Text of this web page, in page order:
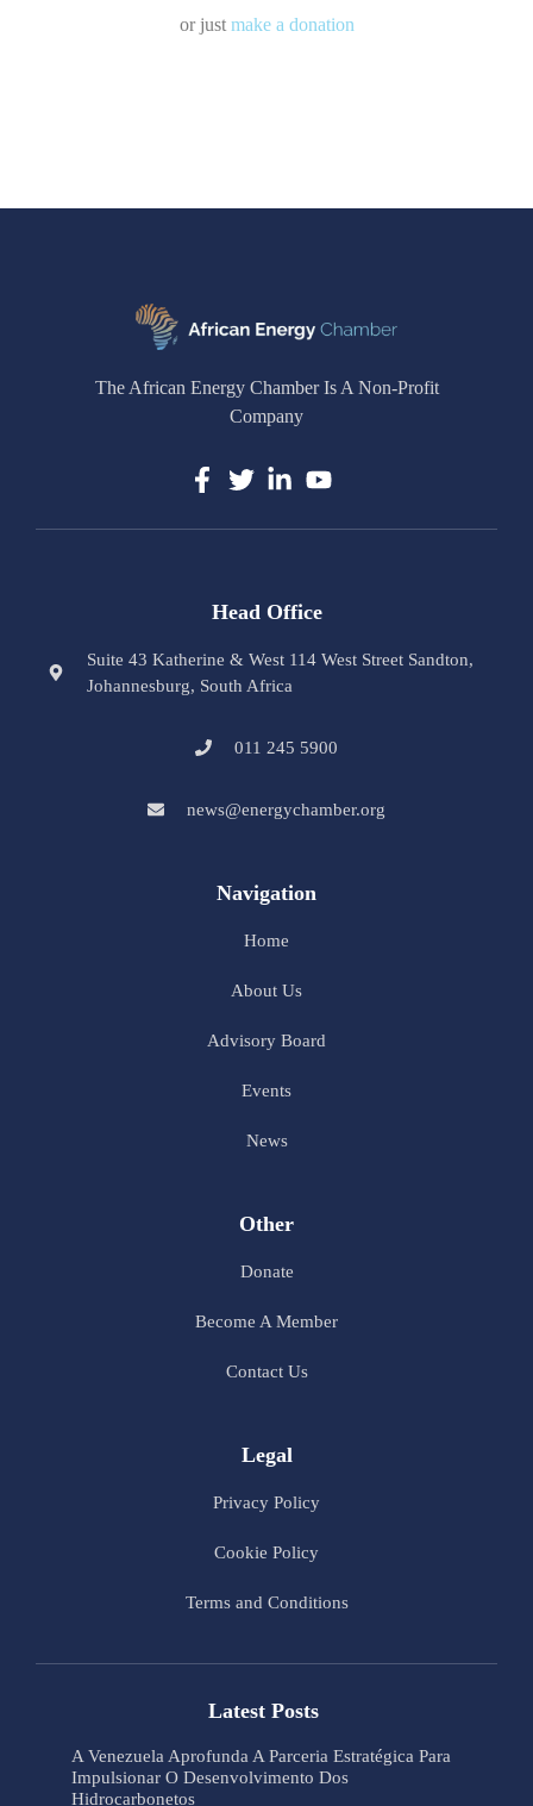
or just make a donation
The African Energy Chamber Is A Non-Profit
Company
Head Office
Suite 43 Katherine & West 114 West Street Sandton,
Johannesburg, South Africa
011 245 5900
news@energychamber.org
Navigation
Home
About Us
Advisory Board
Events
News
Other
Donate
Become A Member
Contact Us
Legal
Privacy Policy
Cookie Policy
Terms and Conditions
Latest Posts
A Venezuela Aprofunda A Parceria Estratégica Para
Impulsionar O Desenvolvimento Dos
Hidrocarbonetos